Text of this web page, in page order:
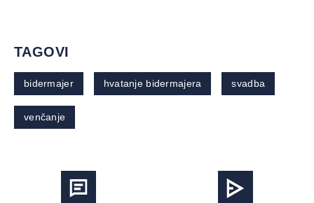
TAGOVI
bidermajer hvatanje bidermajera svadba
venčanje